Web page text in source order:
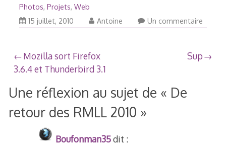
Photos, Projets, Web
15 juillet, 2010
Antoine Un commentaire
Navigation
de
l’article
Mozilla sort Firefox
3.6.4 et Thunderbird 3.1
Sup
Une réflexion au sujet de « De
retour des RMLL 2010 »
Boufonman35dit :